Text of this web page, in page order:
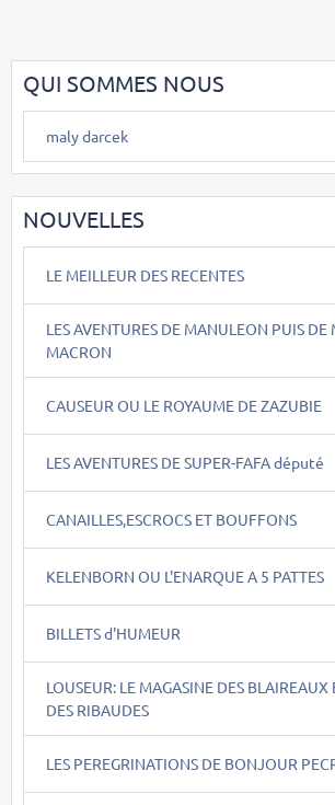
QUI SOMMES NOUS
maly darcek
NOUVELLES
LE MEILLEUR DES RECENTES
LES AVENTURES DE MANULEON PUIS DE
MACRON
CAUSEUR OU LE ROYAUME DE ZAZUBIE
LES AVENTURES DE SUPER-FAFA député
CANAILLES,ESCROCS ET BOUFFONS
KELENBORN OU L'ENARQUE A 5 PATTES
BILLETS d'HUMEUR
LOUSEUR: LE MAGASINE DES BLAIREAUX
DES RIBAUDES
LES PEREGRINATIONS DE BONJOUR